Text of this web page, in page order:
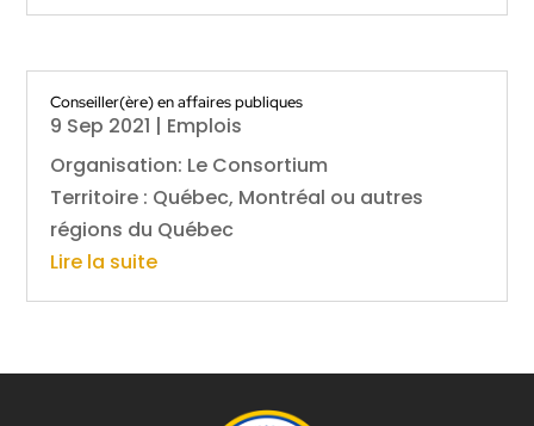
Conseiller(ère) en affaires publiques
9 Sep 2021 | Emplois
Organisation: Le Consortium
Territoire : Québec, Montréal ou autres
régions du Québec
Lire la suite